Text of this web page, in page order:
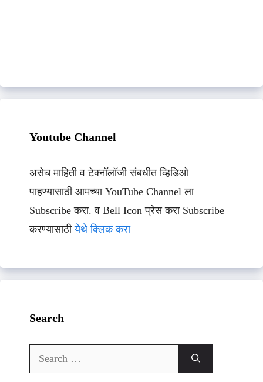
Youtube Channel
असेच माहिती व टेक्नॉलॉजी संबधीत व्हिडिओ
पाहण्यासाठी आमच्या YouTube Channel ला
Subscribe करा. व Bell Icon प्रेस करा Subscribe
करण्यासाठीयेथे क्लिक करा
Search
Search
for: